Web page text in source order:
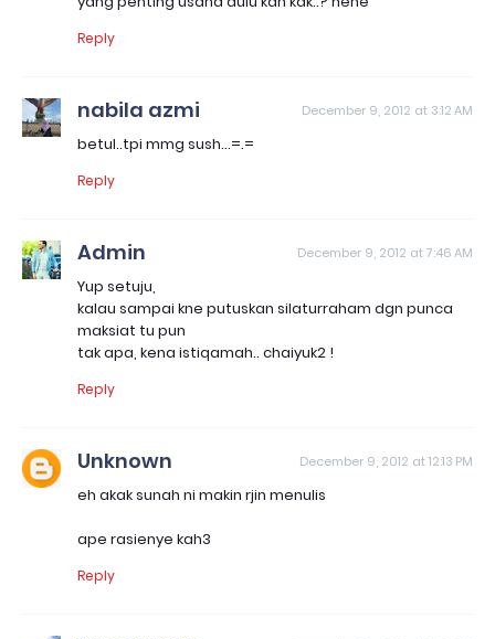
Reply
nabila azmi December 9, 2012 at 3:12 AM
betul..tpi mmg sush...=.=
Reply
Admin December 9, 2012 at 7:46 AM
Yup setuju,
kalau sampai kne putuskan silaturraham dgn punca
maksiat tu pun
tak apa, kena istiqamah.. chaiyuk2 !
Reply
Unknown December 9, 2012 at 12:13 PM
eh akak sunah ni makin rjin menulis
ape rasienye kah3
Reply